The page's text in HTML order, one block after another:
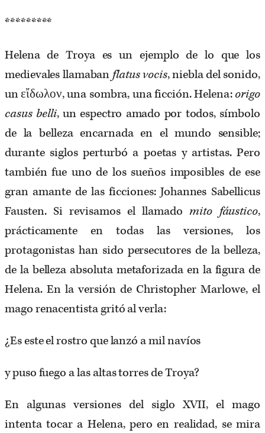
*********
Helena de Troya es un ejemplo de lo que los
medievales llamabanflatus vocis, niebla del sonido,
un εἴδωλον, una sombra, una ficción. Helena:origo
casus belli, un espectro amado por todos, símbolo
de la belleza encarnada en el mundo sensible;
durante siglos perturbó a poetas y artistas. Pero
también fue uno de los sueños imposibles de ese
gran amante de las ficciones: Johannes Sabellicus
Fausten. Si revisamos el llamadomito fáustico,
prácticamente en todas las versiones, los
protagonistas han sido persecutores de la belleza,
de la belleza absoluta metaforizada en la figura de
Helena. En la versión de Christopher Marlowe, el
mago renacentista gritó al verla:
¿Es este el rostro que lanzó a mil navíos
y puso fuego a las altas torres de Troya?
En algunas versiones del siglo XVII, el mago
intenta tocar a Helena, pero en realidad, se mira